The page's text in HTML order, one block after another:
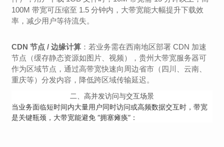
100M 带宽可压缩至 1.5 分钟内，大带宽能大幅提升下载效
率，减少用户等待流失。
CDN 节点 / 边缘计算 ：若业务需在西南地区部署 CDN 加速
节点（缓存静态资源如图片、视频），贵州大带宽服务器可
作为区域节点，通过高带宽快速向周边省市（四川、云南、
重庆等）分发内容，降低跨区域传输延迟。
二、 高并发访问与交互场景
当业务面临短时间内大量用户同时访问或高频数据交互时，带宽
是关键瓶颈，大带宽能避免 “拥塞瘫痪”：